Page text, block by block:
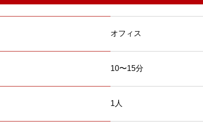
オフィス
10〜15分
1人